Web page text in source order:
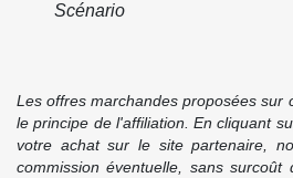
Scénario
Les offres marchandes proposées sur
le principe de l'affiliation. En cliquant
votre achat sur le site partenaire,
commission éventuelle, sans